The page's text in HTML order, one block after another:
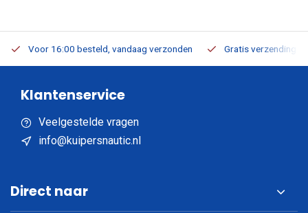
Voor 16:00 besteld, vandaag verzonden Gratis verzending
Klantenservice
Veelgestelde vragen
info@kuipersnautic.nl
Direct naar